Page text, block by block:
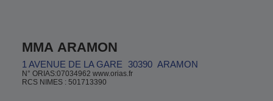
MMA ARAMON
1 AVENUE DE LA GARE 30390 ARAMON
N° ORIAS:07034962 www.orias.fr
RCS NIMES : 501713390